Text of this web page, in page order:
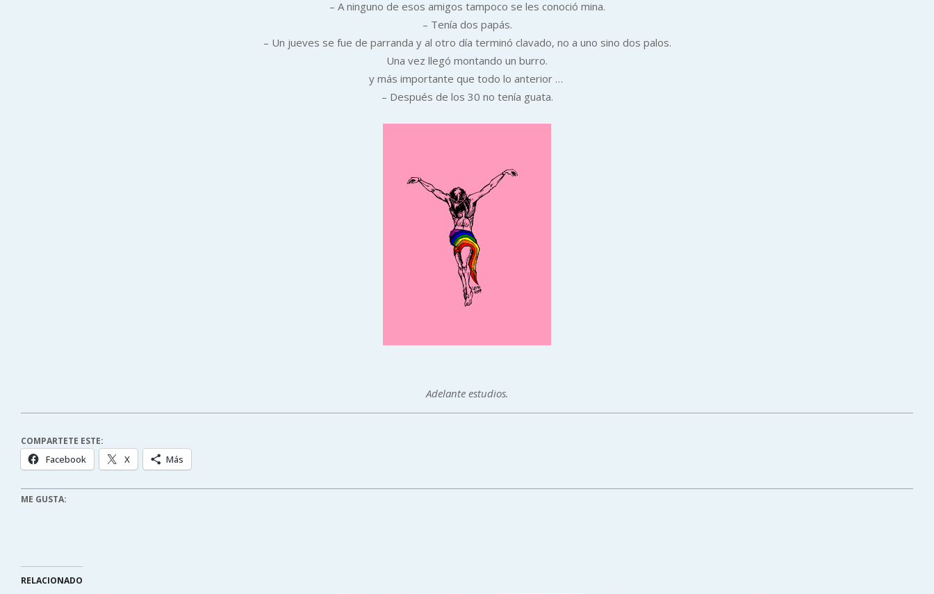
– A ninguno de esos amigos tampoco se les conoció mina.
– Tenía dos papás.
– Un jueves se fue de parranda y al otro día terminó clavado, no a uno sino dos palos.
Una vez llegó montando un burro.
y más importante que todo lo anterior …
– Después de los 30 no tenía guata.
Adelante estudios.
COMPARTETE ESTE:
Facebook X Más
ME GUSTA:
RELACIONADO